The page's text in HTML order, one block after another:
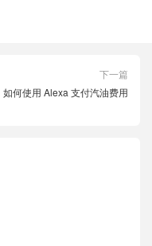
下一篇
如何使用 Alexa 支付汽油费用